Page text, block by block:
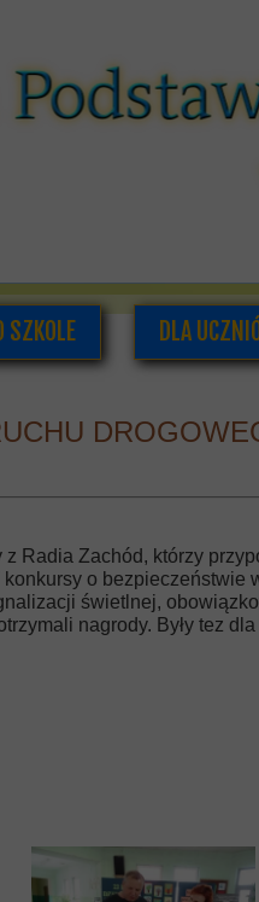
z Radia Zachód, którzy
o
świetlnej,
nagrody. Były tez
SZKOLE
KADRA PEDAGOGICZNA
DLA